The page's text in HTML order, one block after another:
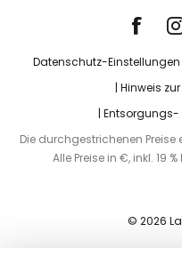
Datenschutz-Einstellungen
Hinweis
Entsorgungs-
Die durchgestrichenen Preise
Alle Preise in €, inkl. 19
© 2026